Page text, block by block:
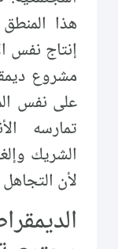
هذا
إنتاج نفس
مشروع
على نفس
تمارسه
الشريك
لأن